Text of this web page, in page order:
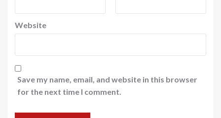
Website
Save my name, email, and website in this browser
for the next time I comment.